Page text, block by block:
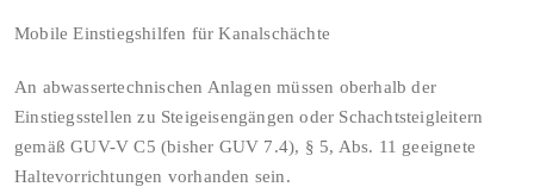
Mobile Einstiegshilfen für Kanalschächte
An abwassertechnischen Anlagen müssen oberhalb der
Einstiegsstellen zu Steigeisengängen oder Schachtsteigleitern
gemäß GUV-V C5 (bisher GUV 7.4), § 5, Abs. 11 geeignete
Haltevorrichtungen vorhanden sein.